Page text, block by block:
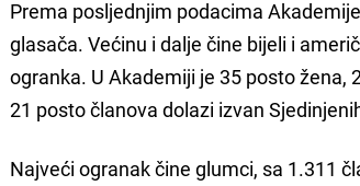
Prema posljednjim podacima
glasača. Većinu i dalje čine bijeli i
ogranka. U Akademiji je 35 posto
21 posto članova dolazi izvan
Najveći ogranak čine glumci, sa 1.311